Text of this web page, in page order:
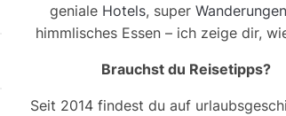
geniale Hotels, super Wanderungen
himmlisches Essen – ich zeige dir,
Brauchst du Reisetipps?
Seit 2014 findest du auf